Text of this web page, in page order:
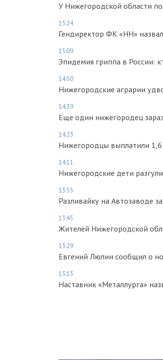
У Нижегородской области
15:24
Гендиректор ФК «НН»
15:09
Эпидемия гриппа в России:
14:50
Нижегородские аграрии
14:39
Еще один нижегородец
14:23
Нижегородцы выплатили
14:11
Нижегородские дети
13:55
Разливайку на Автозаводе
13:45
Жителей Нижегородской
13:29
Евгений Люлин сообщил о
13:13
Наставник «Металлурга»